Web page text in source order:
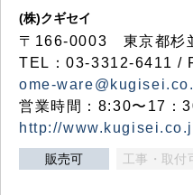
(株)クギセイ
〒166-0003 東京都杉
TEL：03-3312-6411 /
ome-
営業時間：8:30〜17：
http://
販売可 工事・取付